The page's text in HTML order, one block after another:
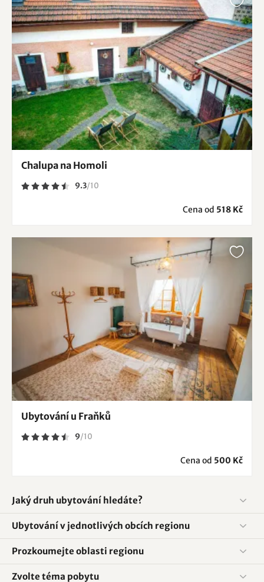
Chalupa na Homoli
9.3/10
Cena od 518 Kč
Ubytování u Fraňků
9/10
Cena od 500 Kč
Jaký druh ubytování hledáte?
Ubytování v jednotlivých obcích regionu
Prozkoumejte oblasti regionu
Zvolte téma pobytu